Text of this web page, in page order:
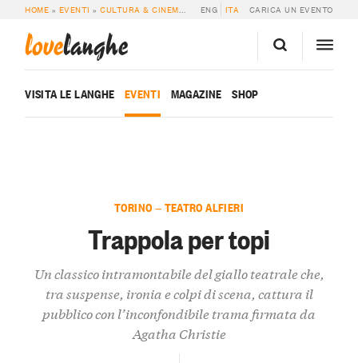
HOME » EVENTI »CULTURA & CINEMA » TRAPPOLA PER TOPI
ENG ITA CARICA UN EVENTO
lovelanghe
VISITA LE LANGHE EVENTI MAGAZINE SHOP
TORINO — TEATRO ALFIERI
Trappola per topi
Un classico intramontabile del giallo teatrale che,
tra suspense, ironia e colpi di scena, cattura il
pubblico con l’inconfondibile trama firmata da
Agatha Christie